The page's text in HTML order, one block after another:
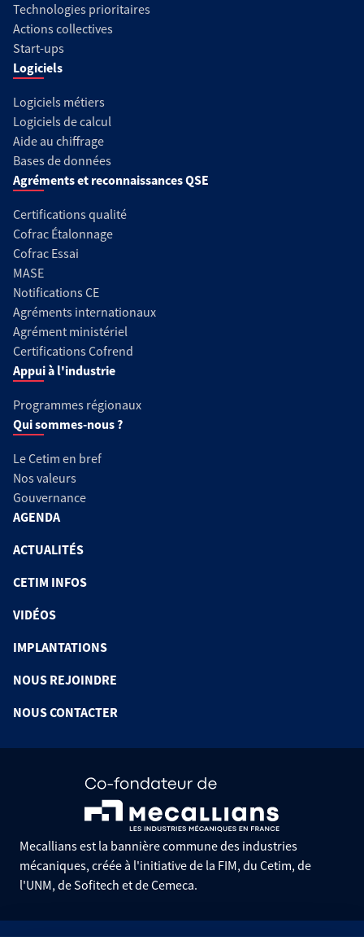
Technologies prioritaires
Actions collectives
Start-ups
Logiciels
Logiciels métiers
Logiciels de calcul
Aide au chiffrage
Bases de données
Agréments et reconnaissances QSE
Certifications qualité
Cofrac Étalonnage
Cofrac Essai
MASE
Notifications CE
Agréments internationaux
Agrément ministériel
Certifications Cofrend
Appui à l'industrie
Programmes régionaux
Qui sommes-nous ?
Le Cetim en bref
Nos valeurs
Gouvernance
AGENDA
ACTUALITÉS
CETIM INFOS
VIDÉOS
IMPLANTATIONS
NOUS REJOINDRE
NOUS CONTACTER
Mecallians est la bannière commune des industries
mécaniques, créée à l'initiative de la FIM, du Cetim, de
l'UNM, de Sofitech et de Cemeca.
Informations pratiques